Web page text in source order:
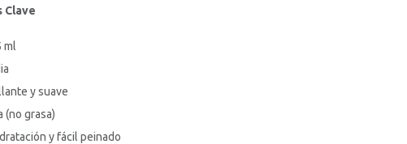
Clave
ml
y suave
(no grasa)
y fácil peinado